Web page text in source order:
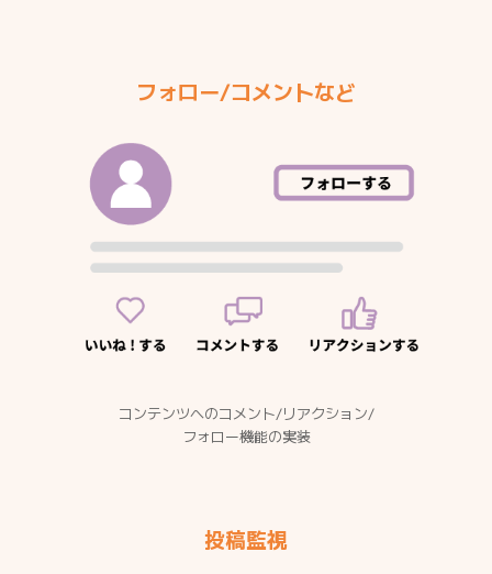
フォロー/コメントなど
コンテンツへのコメント/リアクション/
フォロー機能の実装
投稿監視